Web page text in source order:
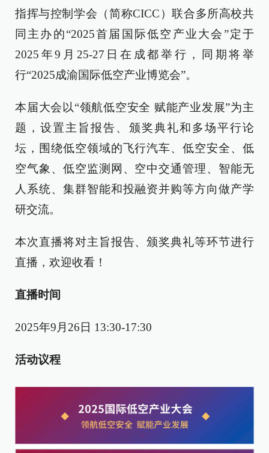
指挥与控制学会（简称CICC）联合多所高校共
同主办的“2025首届国际低空产业大会”定于
2025年9月25-27日在成都举行，同期将举
行“2025成渝国际低空产业博览会”。
本届大会以“领航低空安全 赋能产业发展”为主
题，设置主旨报告、颁奖典礼和多场平行论
坛，围绕低空领域的飞行汽车、低空安全、低
空气象、低空监测网、空中交通管理、智能无
人系统、集群智能和投融资并购等方向做产学
研交流。
本次直播将对主旨报告、颁奖典礼等环节进行
直播，欢迎收看！
直播时间
2025年9月26日 13:30-17:30
活动议程